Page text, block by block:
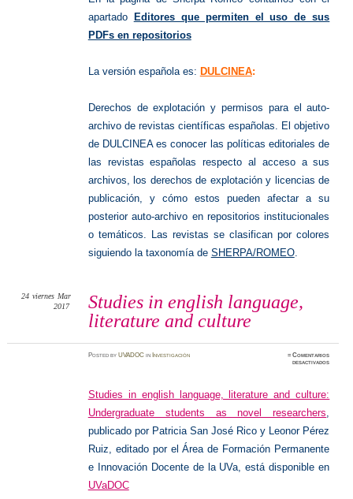
apartado
Editores que permiten el uso de sus
PDFs en repositorios
La versión española es: DULCINEA:
Derechos de explotación y permisos para el auto-
archivo de revistas científicas españolas. El objetivo
de DULCINEA es conocer las políticas editoriales de
las revistas españolas respecto al acceso a sus
archivos, los derechos de explotación y licencias de
publicación, y cómo estos pueden afectar a su
posterior auto-archivo en repositorios institucionales
o temáticos. Las revistas se clasifican por colores
siguiendo la taxonomía de SHERPA/ROMEO.
Studies in english language,
literature and culture
24 viernes Mar
2017
PostedbyUVADOC in Investigación ≈Comentarios
desactivadosen
Studies in english language, literature and culture:
Undergraduate students as novel researchers,
publicado por Patricia San José Rico y Leonor Pérez
Ruiz, editado por el Área de Formación Permanente
e Innovación Docente de la UVa, está disponible en
UVaDOC